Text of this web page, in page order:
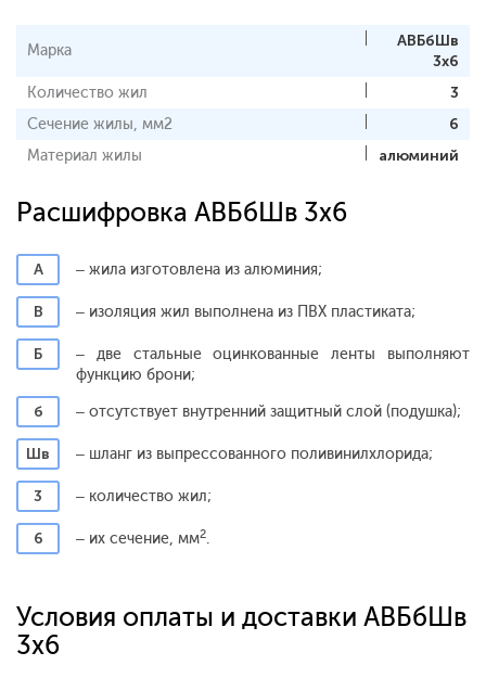
Марка
АВБбШв
3x6
Количество жил
3
Сечение жилы, мм2
6
Материал жилы
алюминий
Расшифровка АВБбШв 3x6
А – жила изготовлена из алюминия;
В – изоляция жил выполнена из ПВХ пластиката;
Б
– две стальные оцинкованные ленты выполняют
функцию брони;
б
– отсутствует внутренний защитный слой (подушка);
Шв – шланг из выпрессованного поливинилхлорида;
3 – количество жил;
6 – их сечение, мм2.
Условия оплаты и доставки АВБбШв
3x6